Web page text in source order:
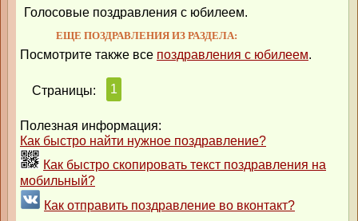
Голосовые поздравления с юбилеем.
ЕЩЕ ПОЗДРАВЛЕНИЯ ИЗ РАЗДЕЛА:
Посмотрите также все поздравления с юбилеем.
Страницы: 1
Полезная информация:
Как быстро найти нужное поздравление?
Как быстро скопировать текст поздравления на
мобильный?
Как отправить поздравление во вконтакт?